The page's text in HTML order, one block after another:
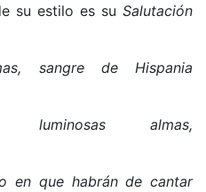
su estilo es suSalutación
sangre de Hispania
luminosas almas,
en que habrán de cantar